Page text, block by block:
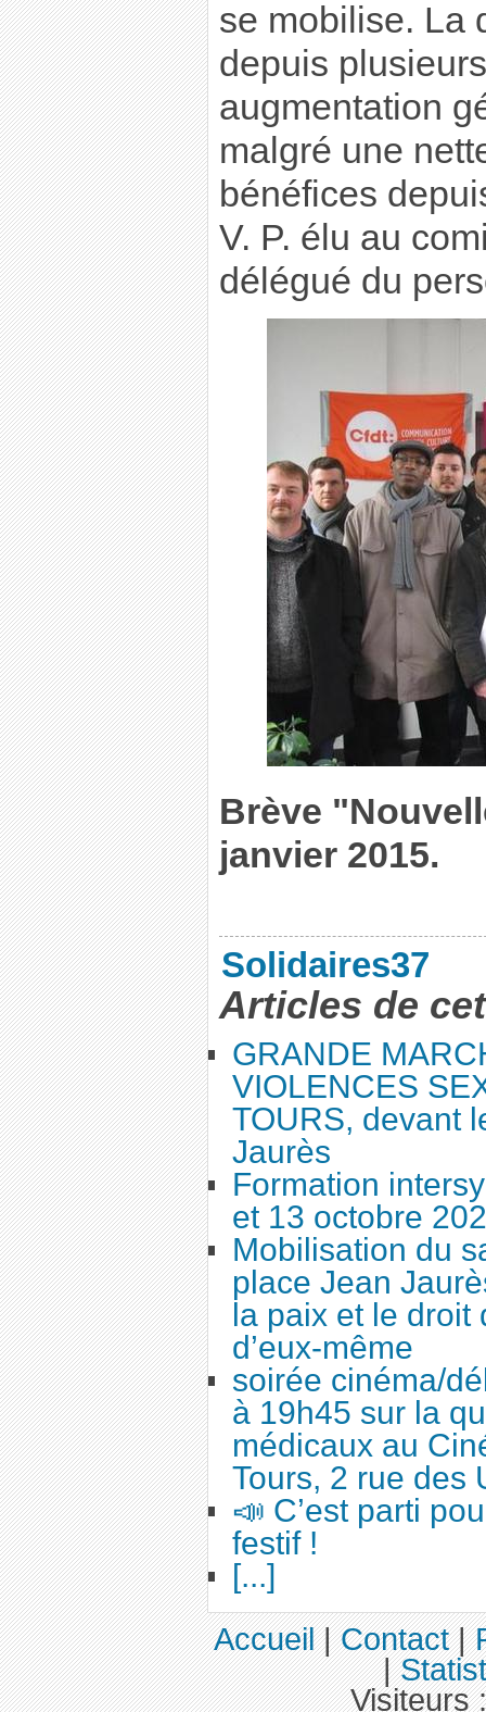
se mobilise. La
depuis
augmentation
malgré une
bénéfices
V. P. élu au
délégué du
Brève
janvier 2015.
Solidaires37
Articles de
GRANDE
VIOLENCES
TOURS, devant
Jaurès
Formation
et 13 octobre
Mobilisation du
place Jean
la paix et le
d’eux-même
soirée cinéma/
à 19h45 sur la
médicaux au
Tours, 2 rue des
📣 C’est parti
festif !
[...]
Accueil|Contact|
|
Visiteurs